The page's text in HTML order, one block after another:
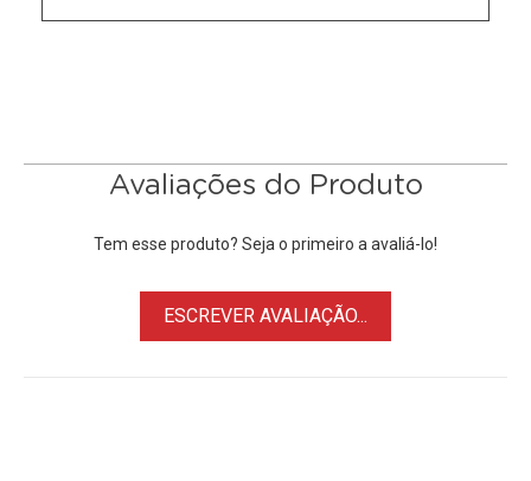
Avaliações do Produto
Tem esse produto? Seja o primeiro a avaliá-lo!
ESCREVER AVALIAÇÃO...